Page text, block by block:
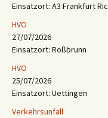
Einsatzort: A3 Frankfurt
HVO
27/07/2026
Einsatzort: Roßbrunn
HVO
25/07/2026
Einsatzort: Uettingen
Verkehrsunfall